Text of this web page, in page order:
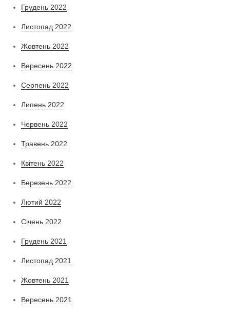
Грудень 2022
Листопад 2022
Жовтень 2022
Вересень 2022
Серпень 2022
Липень 2022
Червень 2022
Травень 2022
Квітень 2022
Березень 2022
Лютий 2022
Січень 2022
Грудень 2021
Листопад 2021
Жовтень 2021
Вересень 2021